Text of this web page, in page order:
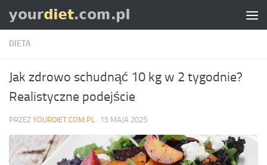
Skip to content
DIETA
Jak zdrowo schudnąć 10 kg w 2 tygodnie?
Realistyczne podejście
PRZEZ YOURDIET.COM.PL · 15 MAJA 2025